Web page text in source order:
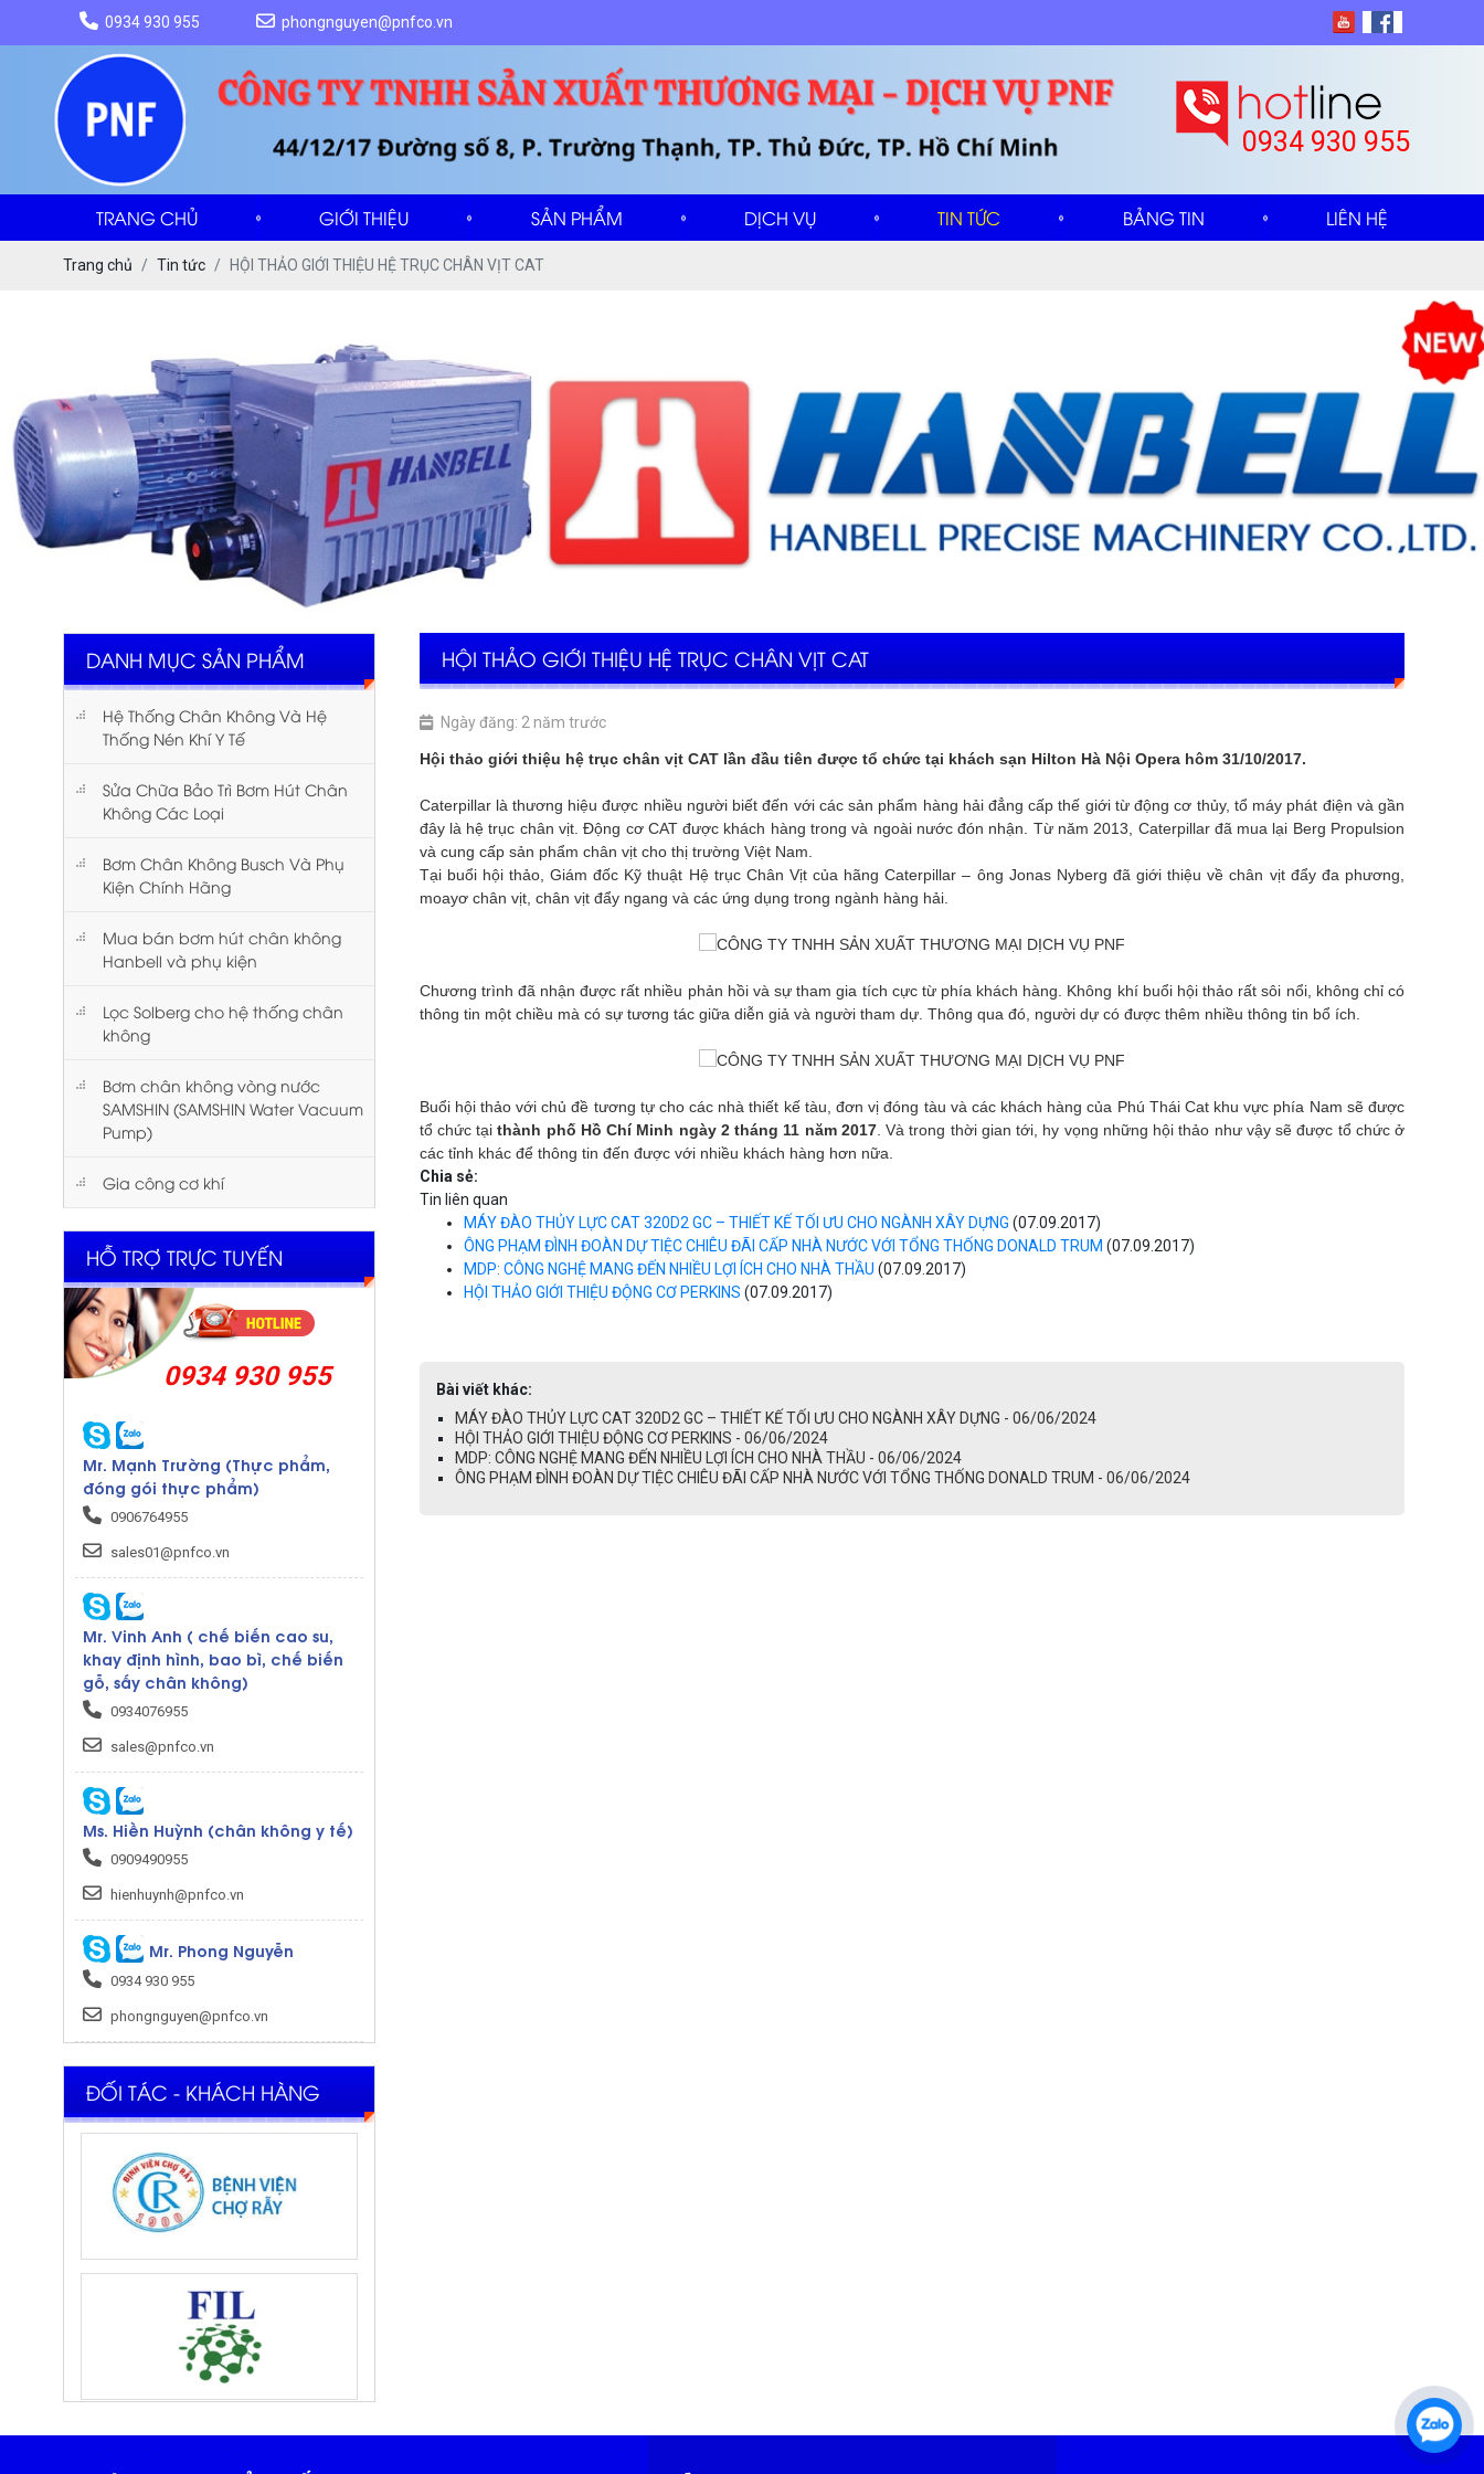
0934 930 955 phongnguyen@pnfco.vn
0934 930 955
TRANG CHỦ GIỚI THIỆU SẢN PHẨM DỊCH VỤ TIN TỨC BẢNG TIN LIÊN HỆ
Trang chủ Tin tức HỘI THẢO GIỚI THIỆU HỆ TRỤC CHÂN VỊT CAT
DANH MỤC SẢN PHẨM
Hệ Thống Chân Không Và Hệ
Thống Nén Khí Y Tế
Sửa Chữa Bảo Trì Bơm Hút Chân
Không Các Loại
Bơm Chân Không Busch Và Phụ
Kiện Chính Hãng
Mua bán bơm hút chân không
Hanbell và phụ kiện
Lọc Solberg cho hệ thống chân
không
Bơm chân không vòng nước
SAMSHIN (SAMSHIN Water Vacuum
Pump)
Gia công cơ khí
HỖ TRỢ TRỰC TUYẾN
0934 930 955
Mr. Mạnh Trường (Thực phẩm,
đóng gói thực phẩm)
0906764955
sales01@pnfco.vn
Mr. Vinh Anh ( chế biến cao su,
khay định hình, bao bì, chế biến
gỗ, sấy chân không)
0934076955
sales@pnfco.vn
Ms. Hiền Huỳnh (chân không y tế)
0909490955
hienhuynh@pnfco.vn
Mr. Phong Nguyễn
0934 930 955
phongnguyen@pnfco.vn
ĐỐI TÁC - KHÁCH HÀNG
HỘI THẢO GIỚI THIỆU HỆ TRỤC CHÂN VỊT CAT
Ngày đăng: 2 năm trước
Hội thảo giới thiệu hệ trục chân vịt CAT lần đầu tiên được tổ chức tại khách sạn Hilton Hà Nội Opera hôm 31/10/2017.
Caterpillar là thương hiệu được nhiều người biết đến với các sản phẩm hàng hải đẳng cấp thế giới từ động cơ thủy, tổ máy phát điện và gần
đây là hệ trục chân vịt. Động cơ CAT được khách hàng trong và ngoài nước đón nhận. Từ năm 2013, Caterpillar đã mua lại Berg Propulsion
và cung cấp sản phẩm chân vịt cho thị trường Việt Nam.
Tại buổi hội thảo, Giám đốc Kỹ thuật Hệ trục Chân Vịt của hãng Caterpillar – ông Jonas Nyberg đã giới thiệu về chân vịt đẩy đa phương,
moayơ chân vịt, chân vịt đẩy ngang và các ứng dụng trong ngành hàng hải.
Chương trình đã nhận được rất nhiều phản hồi và sự tham gia tích cực từ phía khách hàng. Không khí buổi hội thảo rất sôi nổi, không chỉ có
thông tin một chiều mà có sự tương tác giữa diễn giả và người tham dự. Thông qua đó, người dự có được thêm nhiều thông tin bổ ích.
Buổi hội thảo với chủ đề tương tự cho các nhà thiết kế tàu, đơn vị đóng tàu và các khách hàng của Phú Thái Cat khu vực phía Nam sẽ được
tổ chức tạithành phố Hồ Chí Minh ngày 2 tháng 11 năm 2017. Và trong thời gian tới, hy vọng những hội thảo như vậy sẽ được tổ chức ở
các tỉnh khác để thông tin đến được với nhiều khách hàng hơn nữa.
Chia sẻ:
Tin liên quan
MÁY ĐÀO THỦY LỰC CAT 320D2 GC – THIẾT KẾ TỐI ƯU CHO NGÀNH XÂY DỰNG (07.09.2017)
ÔNG PHẠM ĐÌNH ĐOÀN DỰ TIỆC CHIÊU ĐÃI CẤP NHÀ NƯỚC VỚI TỔNG THỐNG DONALD TRUM (07.09.2017)
MDP: CÔNG NGHỆ MANG ĐẾN NHIỀU LỢI ÍCH CHO NHÀ THẦU (07.09.2017)
HỘI THẢO GIỚI THIỆU ĐỘNG CƠ PERKINS (07.09.2017)
Bài viết khác:
MÁY ĐÀO THỦY LỰC CAT 320D2 GC – THIẾT KẾ TỐI ƯU CHO NGÀNH XÂY DỰNG - 06/06/2024
HỘI THẢO GIỚI THIỆU ĐỘNG CƠ PERKINS - 06/06/2024
MDP: CÔNG NGHỆ MANG ĐẾN NHIỀU LỢI ÍCH CHO NHÀ THẦU - 06/06/2024
ÔNG PHẠM ĐÌNH ĐOÀN DỰ TIỆC CHIÊU ĐÃI CẤP NHÀ NƯỚC VỚI TỔNG THỐNG DONALD TRUM - 06/06/2024